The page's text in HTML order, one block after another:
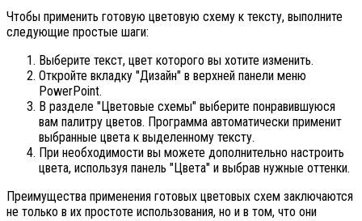
Чтобы применить готовую цветовую схему к тексту, выполните
следующие простые шаги:
Выберите текст, цвет которого вы хотите изменить.
Откройте вкладку "Дизайн" в верхней панели меню
PowerPoint.
В разделе "Цветовые схемы" выберите понравившуюся
вам палитру цветов. Программа автоматически применит
выбранные цвета к выделенному тексту.
При необходимости вы можете дополнительно настроить
цвета, используя панель "Цвета" и выбрав нужные оттенки.
Преимущества применения готовых цветовых схем заключаются
не только в их простоте использования, но и в том, что они